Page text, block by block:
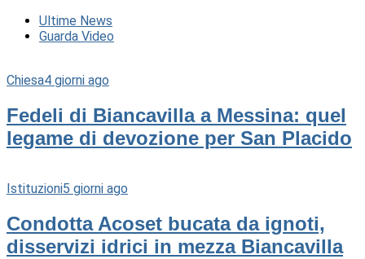
Ultime News
Guarda Video
Chiesa4 giorni ago
Fedeli di Biancavilla a Messina: quel
legame di devozione per San Placido
Istituzioni5 giorni ago
Condotta Acoset bucata da ignoti,
disservizi idrici in mezza Biancavilla